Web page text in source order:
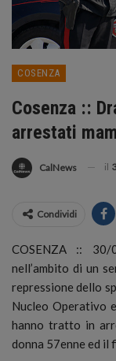
COSENZA
Cosenza ::
arrestati
CalNews il
Condividi
COSENZA ::
nell’ambito di un
repressione dello
Nucleo Operativo
hanno tratto in
donna 57enne ed il